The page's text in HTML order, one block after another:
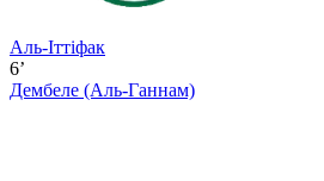
Аль-Іттіфак
6’
Дембеле (Аль-Ганнам)